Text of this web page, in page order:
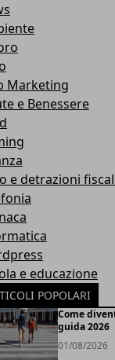
Marketing
e Benessere
e detrazioni
e educazione
POPOLARI
Come
guida 2026
01/08/2026